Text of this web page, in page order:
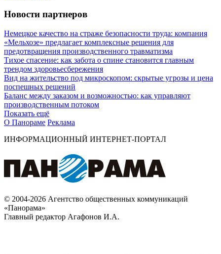
Новости партнеров
Немецкое качество на страже безопасности труда: компания
«Мельхозе» предлагает комплексные решения для
предотвращения производственного травматизма
Тихое спасение: как забота о спине становится главным
трендом здоровьесбережения
Вид на жительство под микроскопом: скрытые угрозы и цена
поспешных решений
Баланс между заказом и возможностью: как управляют
производственным потоком
Показать ещё
О Панораме Реклама
ИНФОРМАЦИОННЫЙ ИНТЕРНЕТ-ПОРТАЛ
© 2004-2026 Агентство общественных коммуникаций
«Панорама»
Главный редактор Агафонов И.А.